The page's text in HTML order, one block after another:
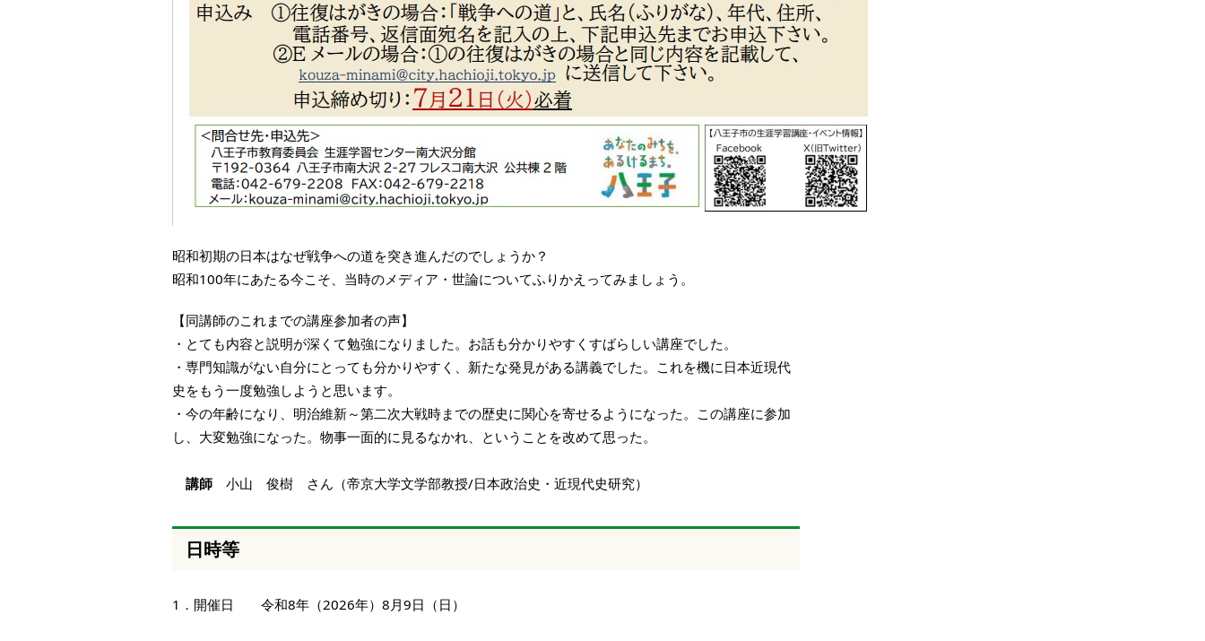
昭和初期の日本はなぜ戦争への道を突き進んだのでしょうか？
昭和100年にあたる今こそ、当時のメディア・世論についてふりかえってみましょう。
【同講師のこれまでの講座参加者の声】
・とても内容と説明が深くて勉強になりました。お話も分かりやすくすばらしい講座でした。
・専門知識がない自分にとっても分かりやすく、新たな発見がある講義でした。これを機に日本近現代
史をもう一度勉強しようと思います。
・今の年齢になり、明治維新～第二次大戦時までの歴史に関心を寄せるようになった。この講座に参加
し、大変勉強になった。物事一面的に見るなかれ、ということを改めて思った。
講師 小山 俊樹 さん（帝京大学文学部教授/日本政治史・近現代史研究）
日時等
1．開催日 令和8年（2026年）8月9日（日）